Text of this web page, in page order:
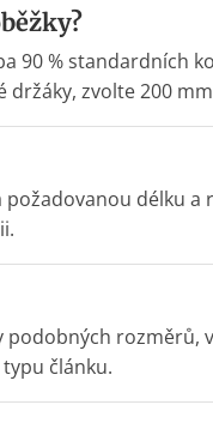
90 % standardních
držáky, zvolte 200
délku
podobných rozměrů,
článku.